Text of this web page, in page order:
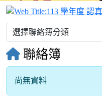
聯絡簿
尚無資料